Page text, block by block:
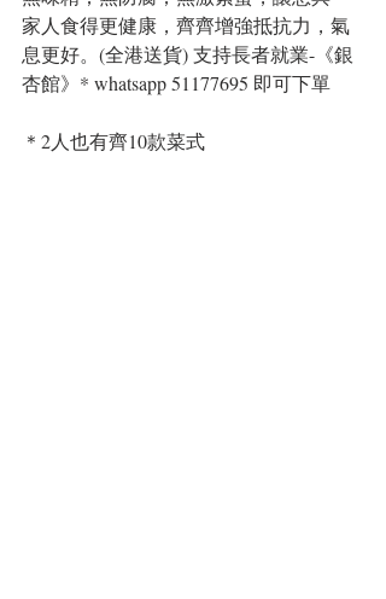
家人食得更健康，齊齊增強抵抗力，氣
息更好。(全港送貨) 支持長者就業-《銀
杏館》* whatsapp 51177695 即可下單
＊2人也有齊10款菜式